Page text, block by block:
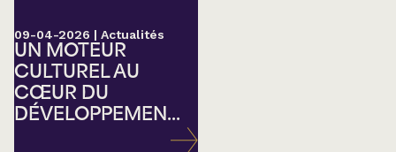
09-04-2026 | Actualités
UN MOTEUR
CULTUREL AU
CŒUR DU
DÉVELOPPEMEN...